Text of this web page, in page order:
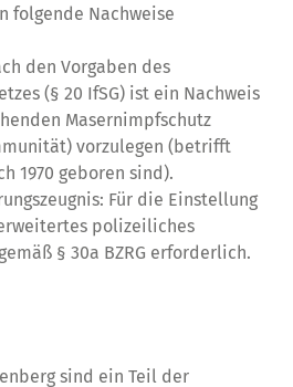
folgende Nachweise
den Vorgaben des
(§ 20 IfSG) ist ein Nachweis
Masernimpfschutz
vorzulegen (betrifft
1970 geboren sind).
Für die Einstellung
polizeiliches
§ 30a BZRG erforderlich.
sind ein Teil der